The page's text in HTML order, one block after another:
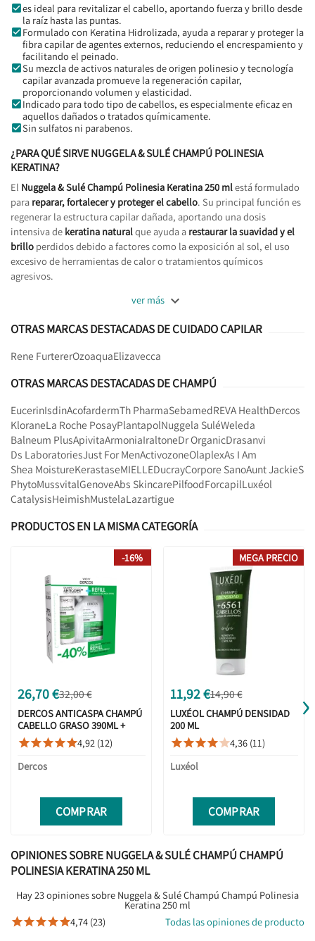
es ideal para revitalizar el cabello, aportando fuerza y brillo desde
la raíz hasta las puntas.
Formulado con Keratina Hidrolizada, ayuda a reparar y proteger la
fibra capilar de agentes externos, reduciendo el encrespamiento y
facilitando el peinado.
Su mezcla de activos naturales de origen polinesio y tecnología
capilar avanzada promueve la regeneración capilar,
proporcionando volumen y elasticidad.
Indicado para todo tipo de cabellos, es especialmente eficaz en
aquellos dañados o tratados químicamente.
Sin sulfatos ni parabenos.
¿PARA QUÉ SIRVE NUGGELA & SULÉ CHAMPÚ POLINESIA
KERATINA?
El Nuggela & Sulé Champú Polinesia Keratina 250 mlestá formulado
para reparar, fortalecer y proteger el cabello. Su principal función es
regenerar la estructura capilar dañada, aportando una dosis
intensiva de keratina naturalque ayuda a restaurar la suavidad y el
brillo perdidos debido a factores como la exposición al sol, el uso
excesivo de herramientas de calor o tratamientos químicos
agresivos.
ver más 
OTRAS MARCAS DESTACADAS DE CUIDADO CAPILAR
Rene FurtererOzoaquaElizavecca
OTRAS MARCAS DESTACADAS DE CHAMPÚ
EucerinIsdinAcofardermTh PharmaSebamedREVA HealthDercos
KloraneLa Roche PosayPlantapolNuggela SuléWeleda
Balneum PlusApivitaArmoniaIraltoneDr OrganicDrasanvi
Ds LaboratoriesJust For MenActivozoneOlaplexAs I Am
Shea MoistureKerastaseMIELLEDucrayCorpore SanoAunt JackieS
PhytoMussvitalGenoveAbs SkincarePilfoodForcapilLuxéol
CatalysisHeimishMustelaLazartigue
PRODUCTOS EN LA MISMA CATEGORÍA
26,70 €32,00 €
DERCOS ANTICASPA CHAMPÚ
CABELLO GRASO 390ML +
390ML ECOREFILL PACK
4,92 (12)
Dercos
COMPRAR
-16%
11,92 €14,90 €
LUXÉOL CHAMPÚ DENSIDAD
200 ML
4,36 (11)
Luxéol
COMPRAR
MEGA PRECIO
›
OPINIONES SOBRE NUGGELA & SULÉ CHAMPÚ CHAMPÚ
POLINESIA KERATINA 250 ML
Hay 23 opiniones sobre Nuggela & Sulé Champú Champú Polinesia
Keratina 250 ml
4,74 (23) Todas las opiniones de producto